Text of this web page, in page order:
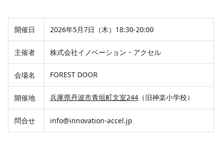
開催日 2026年5月7日（木）18:30-20:00
主催者 株式会社イノベーション・アクセル
会場名 FOREST DOOR
開催地 兵庫県丹波市青垣町文室244 （旧神楽小学校）
問合せ info@innovation-accel.jp